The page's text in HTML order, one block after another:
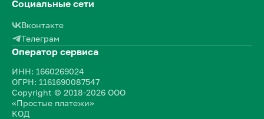
Социальные сети
Вконтакте
Телеграм
Оператор сервиса
ИНН: 1660269024
ОГРН: 1161690087547
Copyright © 2018-2026 ООО
«Простые платежи»
КОД